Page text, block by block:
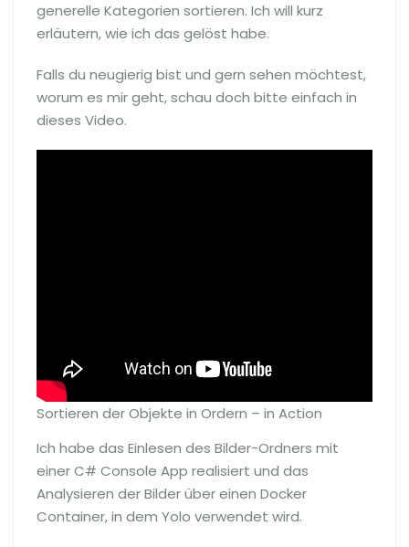
generelle Kategorien sortieren. Ich will kurz
erläutern, wie ich das gelöst habe.
Falls du neugierig bist und gern sehen möchtest,
worum es mir geht, schau doch bitte einfach in
dieses Video.
Sortieren der Objekte in Ordern – in Action
Ich habe das Einlesen des Bilder-Ordners mit
einer C# Console App realisiert und das
Analysieren der Bilder über einen Docker
Container, in dem Yolo verwendet wird.